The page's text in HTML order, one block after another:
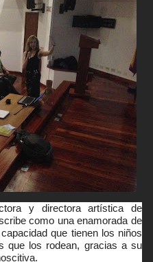
y directora artística de
como una enamorada de
que tienen los niños
que los rodean, gracias a su